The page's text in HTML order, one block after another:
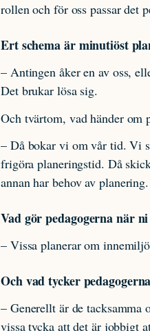
rollen och för oss passar det
Ert schema är minutiöst
– Antingen åker en av oss,
Det brukar lösa sig.
Och tvärtom, vad händer om
– Då bokar vi om vår tid. Vi
frigöra planeringstid. Då
annan har behov av
Vad gör pedagogerna när
– Vissa planerar om
Och vad tycker
– Generellt är de tacksamma
vissa tycka att det är jobbigt